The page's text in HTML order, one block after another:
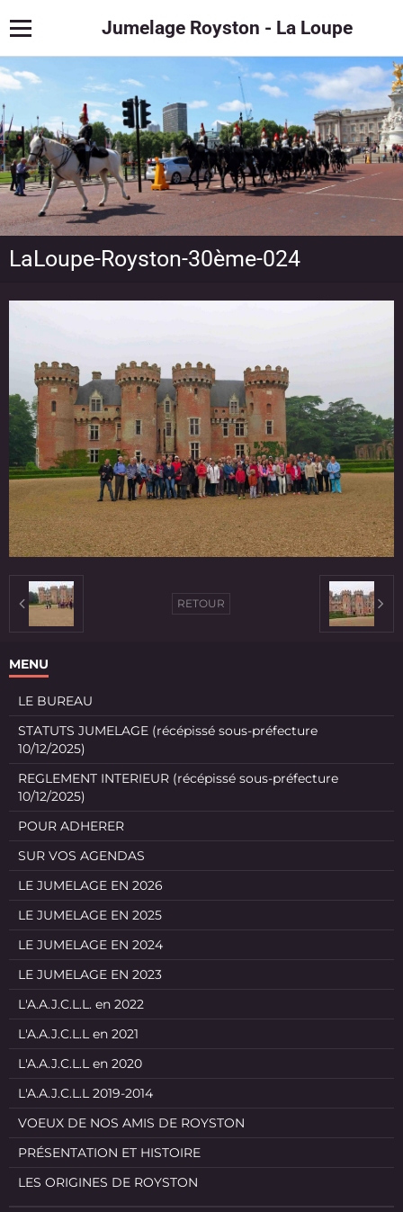
Jumelage Royston - La Loupe
LaLoupe-Royston-30ème-024
RETOUR
MENU
LE BUREAU
STATUTS JUMELAGE (récépissé sous-préfecture
10/12/2025)
REGLEMENT INTERIEUR (récépissé sous-préfecture
10/12/2025)
POUR ADHERER
SUR VOS AGENDAS
LE JUMELAGE EN 2026
LE JUMELAGE EN 2025
LE JUMELAGE EN 2024
LE JUMELAGE EN 2023
L'A.A.J.C.L.L. en 2022
L'A.A.J.C.L.L en 2021
L'A.A.J.C.L.L en 2020
L'A.A.J.C.L.L 2019-2014
VOEUX DE NOS AMIS DE ROYSTON
PRÉSENTATION ET HISTOIRE
LES ORIGINES DE ROYSTON